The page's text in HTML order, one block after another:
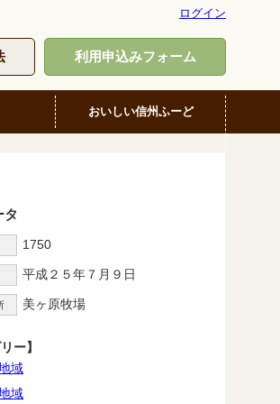
ログイン
利用申込みフォーム
おいしい信州ふーど
タ
1750
平成２５年７月９日
美ヶ原牧場
ー】
域
域